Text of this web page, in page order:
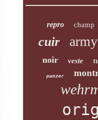
repro champ
cuir army
noir veste
panzer